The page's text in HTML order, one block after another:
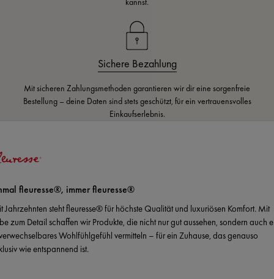
Sichere Bezahlung
Mit sicheren Zahlungsmethoden garantieren wir dir eine sorgenfreie
Bestellung – deine Daten sind stets geschützt, für ein vertrauensvolles
Einkaufserlebnis.
fleuresse®, immer fleuresse®
Jahrzehnten steht fleuresse® für höchste Qualität und luxuriösen Komfort. Mit
zum Detail schaffen wir Produkte, die nicht nur gut aussehen, sondern auch
Wohlfühlgefühl vermitteln – für ein Zuhause, das genauso
wie entspannend ist.